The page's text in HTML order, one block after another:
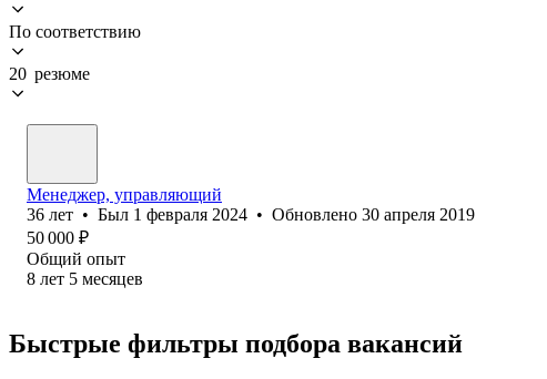
По соответствию
20 резюме
Менеджер, управляющий
36 лет • Был 1 февраля 2024 • Обновлено 30 апреля 2019
50 000 ₽
Общий опыт
8 лет 5 месяцев
Быстрые фильтры подбора вакансий